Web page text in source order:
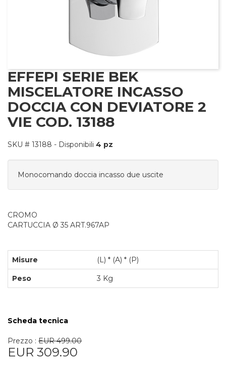
EFFEPI SERIE BEK
MISCELATORE INCASSO
DOCCIA CON DEVIATORE 2
VIE COD. 13188
SKU # 13188 - Disponibili 4 pz
Monocomando doccia incasso due uscite
CROMO
CARTUCCIA Ø 35 ART.967AP
Misure (L) * (A) * (P)
Peso 3 Kg
Scheda tecnica
Prezzo : EUR 499.00
EUR 309.90